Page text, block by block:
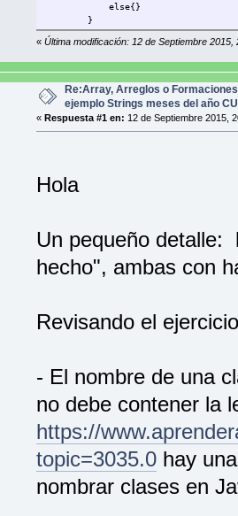
else{}
}
System.out.println("¡Ha
}
}
« Última modificación: 12 de Septiembre
Re:Array, Arreglos o
ejemplo Strings meses del año
« Respuesta #1 en: 12 de Septiembre 2015,
Hola
Un pequeño detalle:
hecho", ambas con
Revisando el
- El nombre de una
no debe contener la
https://
topic=3035.0hay
nombrar clases en